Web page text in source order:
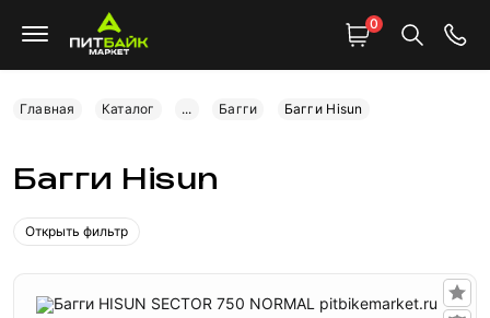
0
Главная Каталог ... Багги Багги Hisun
Багги Hisun
Открыть фильтр